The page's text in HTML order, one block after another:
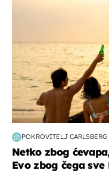
POKROVITELJ CARLSBERG
Netko zbog
Evo zbog čega